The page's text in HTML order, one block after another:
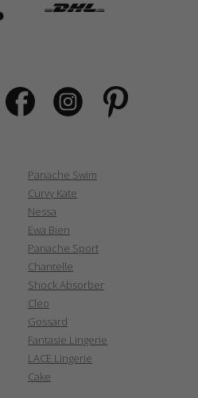
Panache Swim
Curvy Kate
Nessa
Ewa Bien
Panache Sport
Chantelle
Shock Absorber
Cleo
Gossard
Fantasie Lingerie
LACE Lingerie
Cake